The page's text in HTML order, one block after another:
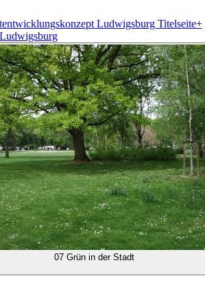
Ludwigsburg Titelseite+
07 Grün in der Stadt